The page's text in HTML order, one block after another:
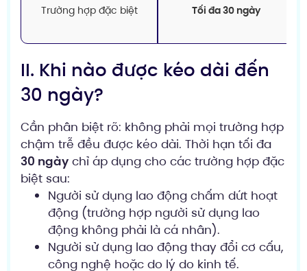
Trường hợp đặc biệt Tối đa 30 ngày
II. Khi nào được kéo dài đến
30 ngày?
Cần phân biệt rõ: không phải mọi trường hợp
chậm trễ đều được kéo dài. Thời hạn tối đa
30 ngày chỉ áp dụng cho các trường hợp đặc
biệt sau:
Người sử dụng lao động chấm dứt hoạt
động (trường hợp người sử dụng lao
động không phải là cá nhân).
Người sử dụng lao động thay đổi cơ cấu,
công nghệ hoặc do lý do kinh tế.